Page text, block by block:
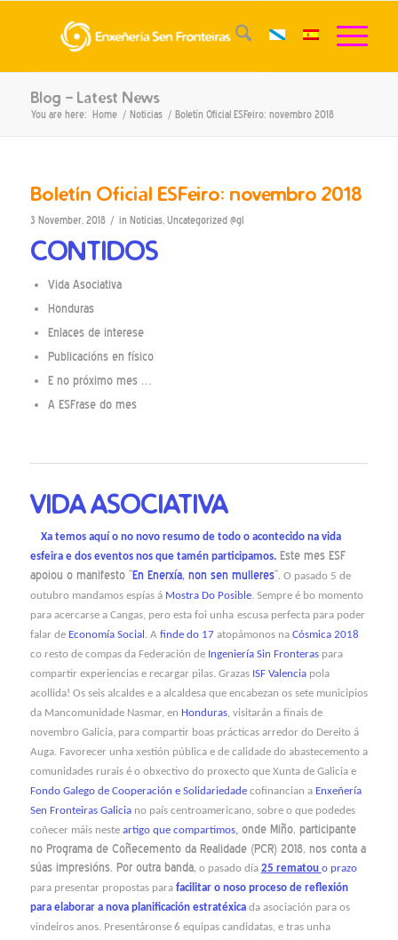
Blog - Latest News
You are here: Home / Noticias / Boletín Oficial ESFeiro: novembro 2018
Boletín Oficial ESFeiro: novembro 2018
3 November, 2018 / in Noticias, Uncategorized @gl
CONTIDOS
Vida Asociativa
Honduras
Enlaces de interese
Publicacións en físico
E no próximo mes …
A ESFrase do mes
VIDA ASOCIATIVA
Xa temos aquí o no novo resumo de todo o acontecido na vida
esfeira e dos eventos nos que tamén participamos.Este mes ESF
apoiou o manifesto “En Enerxía, non sen mulleres“. O pasado 5 de
outubromandamos espías á Mostra Do Posible. Sempre é bo momento
para acercarse a Cangas, pero esta foi unha escusaperfecta para poder
falar de Economía Social .A finde do 17atopámonos na Cósmica 2018
co resto de compas da Federación de Ingeniería Sin Fronteras para
compartir experiencias e recargar pilas. Grazas ISF Valenciapola
acollida! Os seis alcaldes e a alcaldesa que encabezan os sete municipios
da Mancomunidade Nasmar, en Honduras, visitarán a finais de
novembroGalicia,para compartir boas prácticas arredor do Dereito á
Auga. Favorecer unha xestión pública e de calidade do abastecemento a
comunidades rurais é o obxectivo do proxecto que Xunta de Galicia e
Fondo Galego de Cooperación e Solidariedadecofinancian a Enxeñería
Sen Fronteiras Galiciano país centroamericano, sobre o que podedes
coñecer máis neste artigo que compartimos,onde Miño, participante
no Programa de Coñecemento da Realidade (PCR) 2018, nos conta a
súas impresións. Por outra banda, o pasado día 25 rematou o prazo
para presentar propostas para facilitar o noso proceso de reflexión
para elaborar a nova planificación estratéxicada asociación para os
vindeiros anos. Presentáronse 6 equipas candidatas, e tras unha